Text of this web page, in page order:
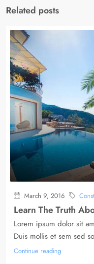
Related posts
March 9, 2016
Learn The Truth
Lorem ipsum dolor sit
Duis mollis et sem sed
Continue reading